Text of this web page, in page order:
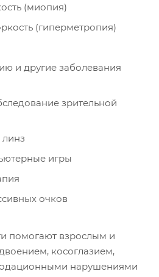
(миопия)
(гиперметропия)
и другие заболевания
зрительной
игры
очков
помогают взрослым и
косоглазием,
нарушениями